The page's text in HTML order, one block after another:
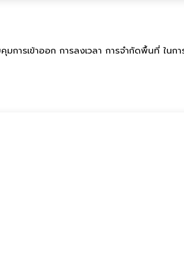
การเข้าออก การลงเวลา การจำกัดพื้นที่ ในก